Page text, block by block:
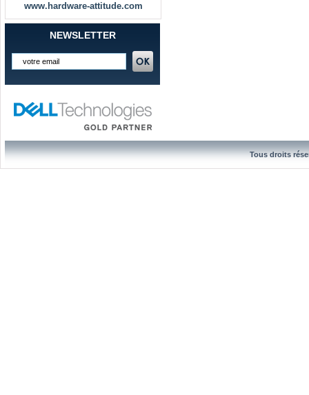
www.hardware-attitude.com
NEWSLETTER
Tous droits